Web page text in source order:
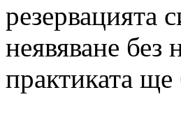
резервацията
неявяване без
практиката